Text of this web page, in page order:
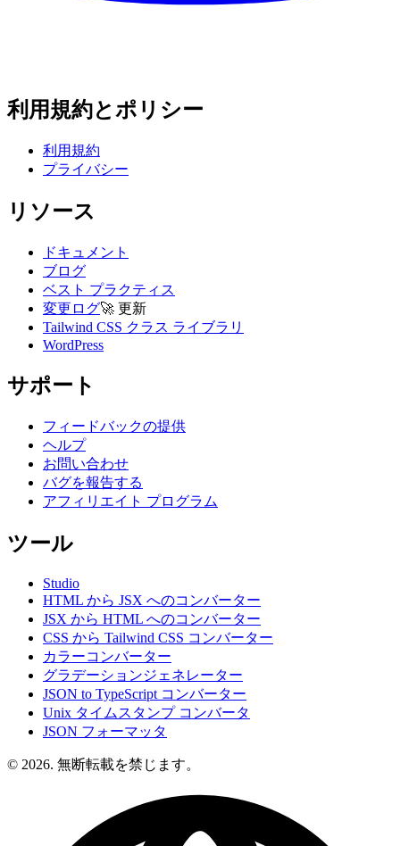
利用規約とポリシー
利用規約
プライバシー
リソース
ドキュメント
ブログ
ベスト プラクティス
変更ログ🚀 更新
Tailwind CSS クラス ライブラリ
WordPress
サポート
フィードバックの提供
ヘルプ
お問い合わせ
バグを報告する
アフィリエイト プログラム
ツール
Studio
HTML から JSX へのコンバーター
JSX から HTML へのコンバーター
CSS から Tailwind CSS コンバーター
カラーコンバーター
グラデーションジェネレーター
JSON to TypeScript コンバーター
Unix タイムスタンプ コンバータ
JSON フォーマッタ
© 2026. 無断転載を禁じます。